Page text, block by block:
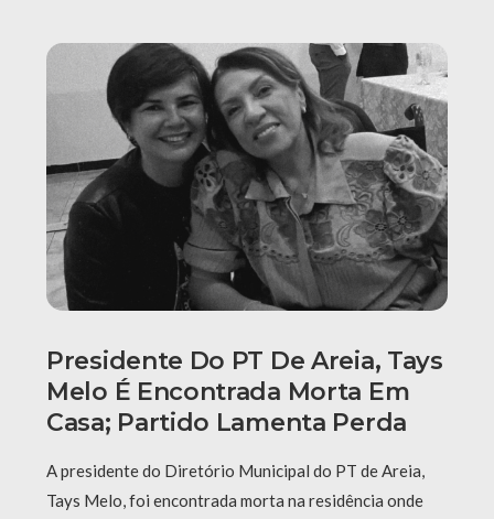
Presidente Do PT De Areia, Tays
Melo É Encontrada Morta Em
Casa; Partido Lamenta Perda
A presidente do Diretório Municipal do PT de Areia,
Tays Melo, foi encontrada morta na residência onde